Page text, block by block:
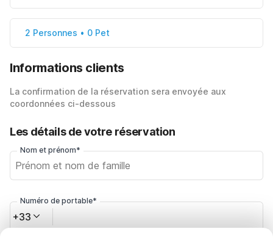
2 Personnes • 0 Pet
Informations clients
La confirmation de la réservation sera envoyée aux
coordonnées ci-dessous
Les détails de votre réservation
Nom et prénom*
Numéro de portable*
+33